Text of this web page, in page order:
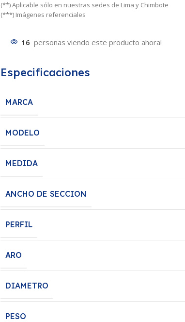
(**) Aplicable sólo en nuestras sedes de Lima y Chimbote
(***) Imágenes referenciales
16 personas viendo este producto ahora!
Especificaciones
MARCA
MODELO
MEDIDA
ANCHO DE SECCION
PERFIL
ARO
DIAMETRO
PESO